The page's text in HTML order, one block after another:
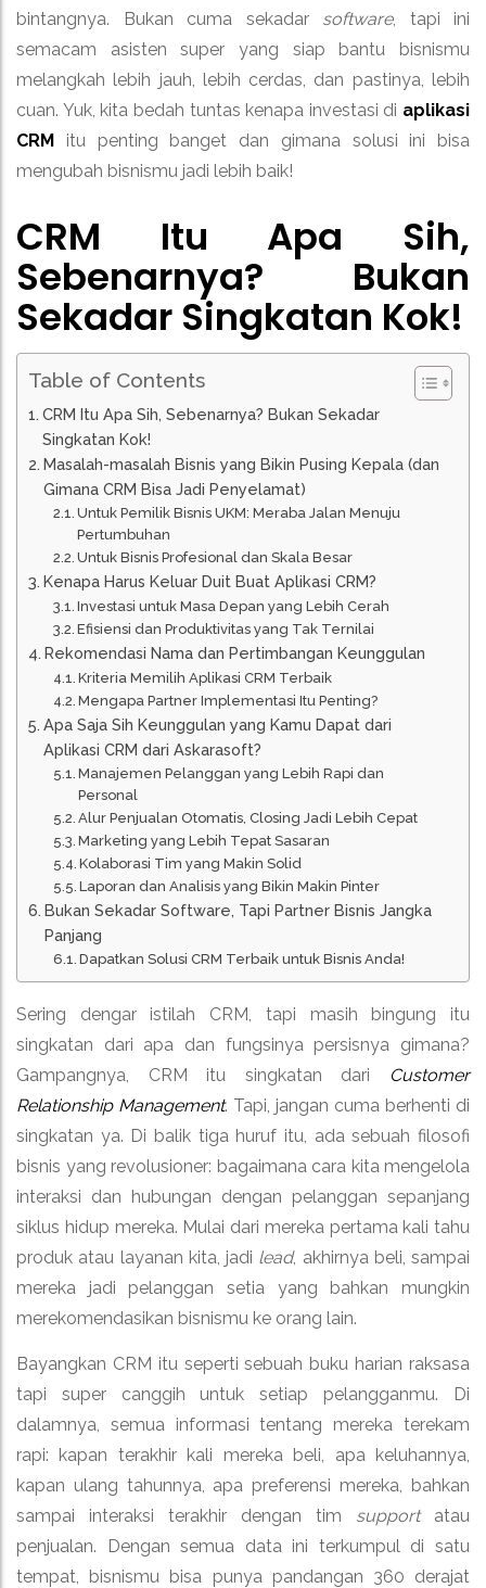
bintangnya. Bukan cuma sekadar software, tapi ini
semacam asisten super yang siap bantu bisnismu
melangkah lebih jauh, lebih cerdas, dan pastinya, lebih
cuan. Yuk, kita bedah tuntas kenapa investasi di aplikasi
CRM itu penting banget dan gimana solusi ini bisa
mengubah bisnismu jadi lebih baik!
CRM Itu Apa Sih,
Sebenarnya? Bukan
Sekadar Singkatan Kok!
Table of Contents
CRM Itu Apa Sih, Sebenarnya? Bukan Sekadar
Singkatan Kok!
Masalah-masalah Bisnis yang Bikin Pusing Kepala (dan
Gimana CRM Bisa Jadi Penyelamat)
Untuk Pemilik Bisnis UKM: Meraba Jalan Menuju
Pertumbuhan
Untuk Bisnis Profesional dan Skala Besar
Kenapa Harus Keluar Duit Buat Aplikasi CRM?
Investasi untuk Masa Depan yang Lebih Cerah
Efisiensi dan Produktivitas yang Tak Ternilai
Rekomendasi Nama dan Pertimbangan Keunggulan
Kriteria Memilih Aplikasi CRM Terbaik
Mengapa Partner Implementasi Itu Penting?
Apa Saja Sih Keunggulan yang Kamu Dapat dari
Aplikasi CRM dari Askarasoft?
Manajemen Pelanggan yang Lebih Rapi dan
Personal
Alur Penjualan Otomatis, Closing Jadi Lebih Cepat
Marketing yang Lebih Tepat Sasaran
Kolaborasi Tim yang Makin Solid
Laporan dan Analisis yang Bikin Makin Pinter
Bukan Sekadar Software, Tapi Partner Bisnis Jangka
Panjang
Dapatkan Solusi CRM Terbaik untuk Bisnis Anda!
Sering dengar istilah CRM, tapi masih bingung itu
singkatan dari apa dan fungsinya persisnya gimana?
Gampangnya, CRM itu singkatan dari
Customer
Relationship Management. Tapi, jangan cuma berhenti di
singkatan ya. Di balik tiga huruf itu, ada sebuah filosofi
bisnis yang revolusioner: bagaimana cara kita mengelola
interaksi dan hubungan dengan pelanggan sepanjang
siklus hidup mereka. Mulai dari mereka pertama kali tahu
produk atau layanan kita, jadi lead, akhirnya beli, sampai
mereka jadi pelanggan setia yang bahkan mungkin
merekomendasikan bisnismu ke orang lain.
Bayangkan CRM itu seperti sebuah buku harian raksasa
tapi super canggih untuk setiap pelangganmu. Di
dalamnya, semua informasi tentang mereka terekam
rapi: kapan terakhir kali mereka beli, apa keluhannya,
kapan ulang tahunnya, apa preferensi mereka, bahkan
sampai interaksi terakhir dengan tim supportatau
penjualan. Dengan semua data ini terkumpul di satu
tempat, bisnismu bisa punya pandangan 360 derajat